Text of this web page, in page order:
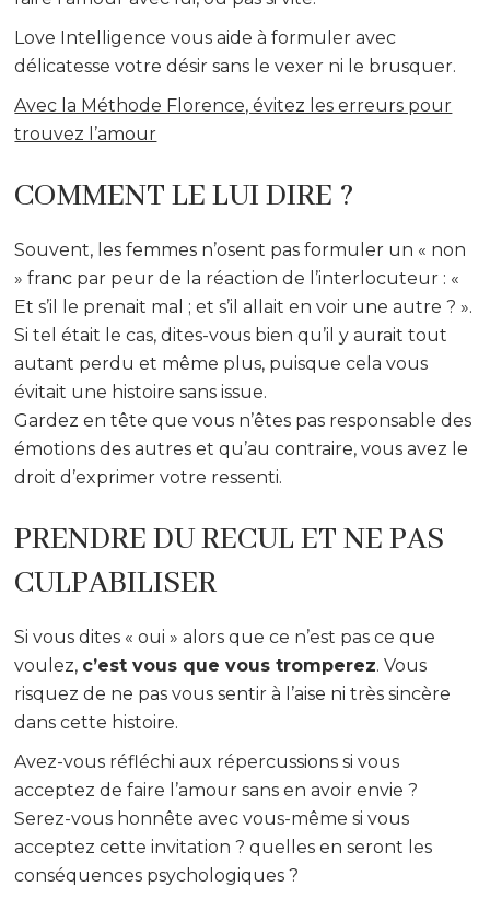
Love Intelligence vous aide à formuler avec
délicatesse votre désir sans le vexer ni le brusquer.
Avec la Méthode Florence, évitez les erreurs pour
trouvez l’amour
COMMENT LE LUI DIRE ?
Souvent, les femmes n’osent pas formuler un « non
» franc par peur de la réaction de l’interlocuteur : «
Et s’il le prenait mal ; et s’il allait en voir une autre ? ».
Si tel était le cas, dites-vous bien qu’il y aurait tout
autant perdu et même plus, puisque cela vous
évitait une histoire sans issue.
Gardez en tête que vous n’êtes pas responsable des
émotions des autres et qu’au contraire, vous avez le
droit d’exprimer votre ressenti.
PRENDRE DU RECUL ET NE PAS
CULPABILISER
Si vous dites « oui » alors que ce n’est pas ce que
voulez, c’est vous que vous tromperez. Vous
risquez de ne pas vous sentir à l’aise ni très sincère
dans cette histoire.
Avez-vous réfléchi aux répercussions si vous
acceptez de faire l’amour sans en avoir envie ?
Serez-vous honnête avec vous-même si vous
acceptez cette invitation ? quelles en seront les
conséquences psychologiques ?